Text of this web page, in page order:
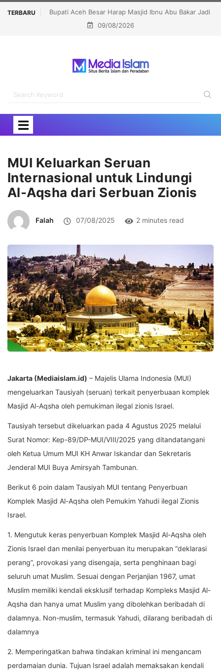
TERBARU
Bakar Jadi
Lomba dan Karnaval HUT RI Jangan Jadi Ajang Judi
dan Kampanye LGBT
09/08/2026
MUI Keluarkan Seruan
Internasional untuk Lindungi
Al-Aqsha dari Serbuan Zionis
Falah 07/08/2025 2 minutes read
Jakarta (Mediaislam.id) – Majelis Ulama Indonesia (MUI)
mengeluarkan Tausiyah (seruan) terkait penyerbuaan komplek
Masjid Al-Aqsha oleh pemukiman ilegal zionis Israel.
Tausiyah tersebut dikeluarkan pada 4 Agustus 2025 melalui
Surat Nomor: Kep-89/DP-MUI/VIII/2025 yang ditandatangani
oleh Ketua Umum MUI KH Anwar Iskandar dan Sekretaris
Jenderal MUI Buya Amirsyah Tambunan.
Berikut 6 poin dalam Tausiyah MUI tentang Penyerbuan
Komplek Masjid Al-Aqsha oleh Pemukim Yahudi ilegal Zionis
Israel.
1. Mengutuk keras penyerbuan Komplek Masjid Al-Aqsha oleh
Zionis Israel dan menilai penyerbuan itu merupakan “deklarasi
perang”, provokasi yang disengaja, serta penghinaan bagi
seluruh umat Muslim. Sesuai dengan Perjanjian 1967, umat
Muslim memiliki kendali eksklusif terhadap Kompleks Masjid Al-
Aqsha dan hanya umat Muslim yang dibolehkan beribadah di
dalamnya. Non-muslim, termasuk Yahudi, dilarang beribadah di
dalamnya
2. Memperingatkan bahwa tindakan kriminal ini mengancam
perdamaian dunia. Tujuan Israel adalah memaksakan kendali